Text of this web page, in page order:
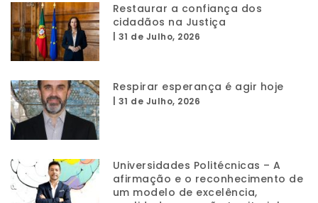
Restaurar a confiança dos
cidadãos na Justiça
31 de Julho, 2026
Respirar esperança é agir hoje
31 de Julho, 2026
Universidades Politécnicas – A
afirmação e o reconhecimento de
um modelo de excelência,